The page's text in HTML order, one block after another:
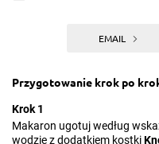
EMAIL
Przygotowanie krok po
Krok 1
Makaron ugotuj według
wodzie z dodatkiem kostki